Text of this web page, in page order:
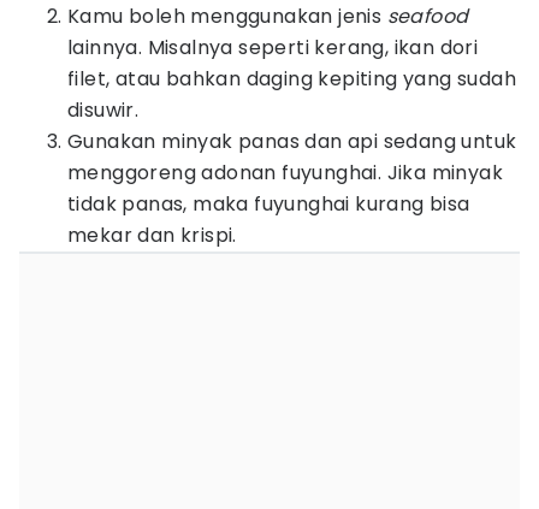
Kamu boleh menggunakan jenis seafood
lainnya. Misalnya seperti kerang, ikan dori
filet, atau bahkan daging kepiting yang sudah
disuwir.
Gunakan minyak panas dan api sedang untuk
menggoreng adonan fuyunghai. Jika minyak
tidak panas, maka fuyunghai kurang bisa
mekar dan krispi.